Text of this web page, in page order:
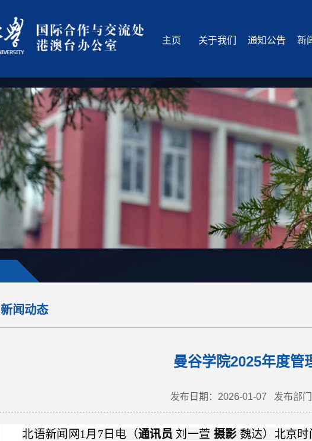
主页 关于我们 通知公告 新
新闻动态
曼谷学院2025年度管
发布日期：2026-01-07 发布部门
北语新闻网1月7日电 （通讯员 刘一萱 摄影 魏达）北京时